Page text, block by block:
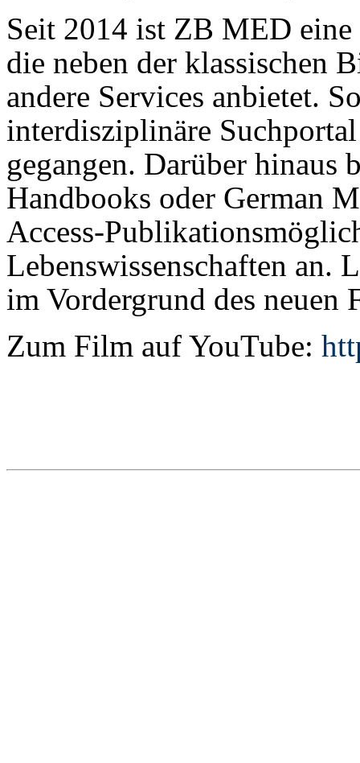
Seit 2014 ist ZB MED
die neben der klassischen
andere Services anbietet.
interdisziplinäre
gegangen. Darüber
Handbooks oder German
Access-
Lebenswissenschaften an.
im Vordergrund des neuen
Zum Film auf YouTube: